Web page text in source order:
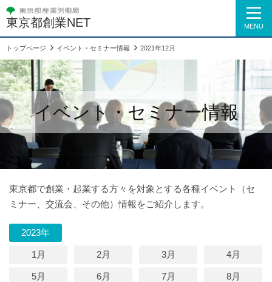
東京都創業NET MENU
トップページ イベント・セミナー情報 2021年12月
イベント・セミナー情報
東京都で創業・起業する方々を対象とする各種イベント（セ
ミナー、交流会、その他）情報をご紹介します。
2023年
1月 2月 3月 4月
5月 6月 7月 8月